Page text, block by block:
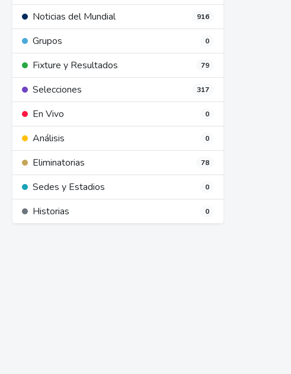
Noticias del Mundial 916
Grupos 0
Fixture y Resultados 79
Selecciones 317
En Vivo 0
Análisis 0
Eliminatorias 78
Sedes y Estadios 0
Historias 0